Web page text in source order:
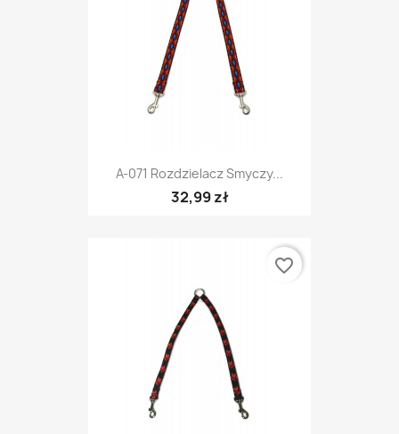
A-071 Rozdzielacz Smyczy...
32,99 zł
favorite_border